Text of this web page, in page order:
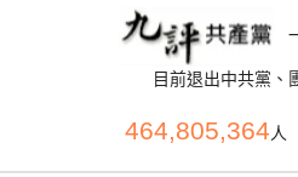
目前退出中共黨、
464,805,364人